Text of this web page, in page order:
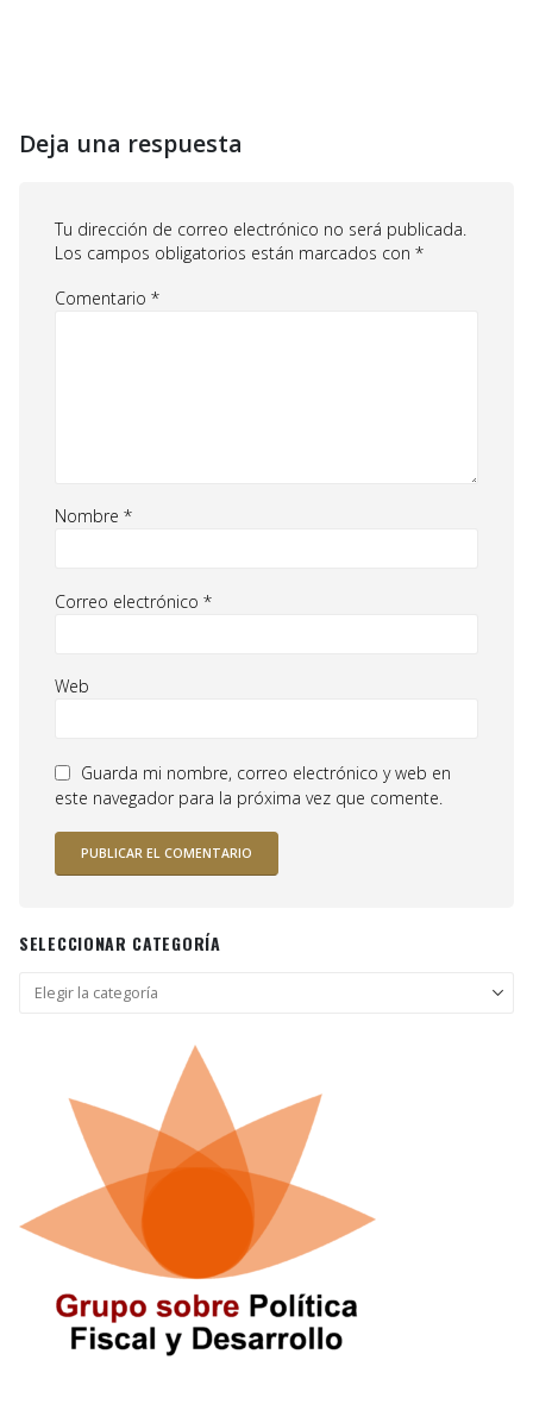
Deja una respuesta
Tu dirección de correo electrónico no será publicada.
Los campos obligatorios están marcados con *
Comentario *
Nombre *
Correo electrónico *
Web
Guarda mi nombre, correo electrónico y web en
este navegador para la próxima vez que comente.
SELECCIONAR CATEGORÍA
Seleccionar
categoría